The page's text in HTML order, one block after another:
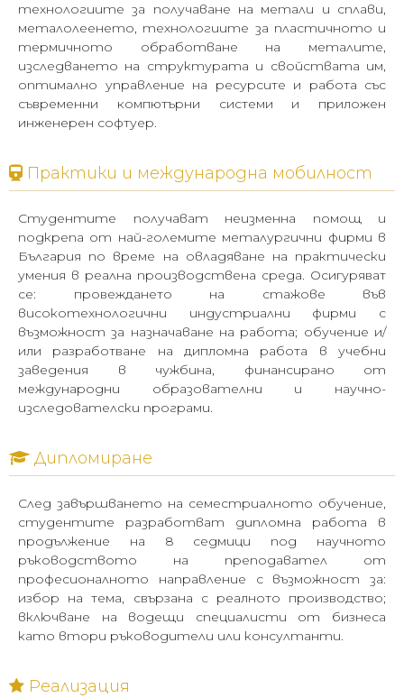
технологиите за получаване на метали и сплави,
металолеенето, технологиите за пластичното и
термичното обработване на металите,
изследването на структурата и свойствата им,
оптимално управление на ресурсите и работа със
съвременни компютърни системи и приложен
инженерен софтуер.
Практики и международна мобилност
Студентите получават неизменна помощ и
подкрепа от най-големите металургични фирми в
България по време на овладяване на практически
умения в реална производствена среда. Осигуряват
се: провеждането на стажове във
високотехнологични индустриални фирми с
възможност за назначаване на работа; обучение и/
или разработване на дипломна работа в учебни
заведения в чужбина, финансирано от
международни образователни и научно-
изследователски програми.
Дипломиране
След завършването на семестриалното обучение,
студентите разработват дипломна работа в
продължение на 8 седмици под научното
ръководството на преподавател от
професионалното направление с възможност за:
избор на тема, свързана с реалното производство;
включване на водещи специалисти от бизнеса
като втори ръководители или консултанти.
Реализация